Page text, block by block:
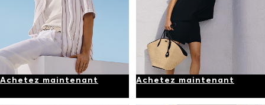
Achetez maintenant Achetez maintenant